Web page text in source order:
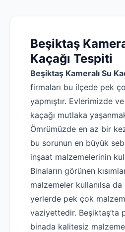
Beşiktaş
Kaçağı Tespiti
Beşiktaş Kameralı Su
firmaları bu ilçede pek
yapmıştır. Evlerimizde
kaçağı mutlaka
Ömrümüzde en az bir
bu sorunun en büyük
inşaat malzemelerinin
Binaların görünen
malzemeler kullanılsa
yerlerde pek çok
vaziyettedir. Beşiktaş’ta
binada kalitesiz